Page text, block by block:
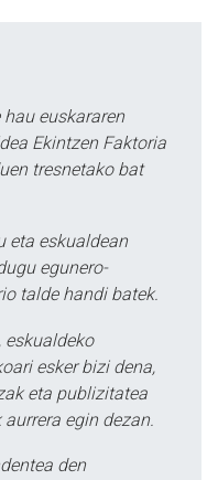
euskararen
Ekintzen Faktoria
tresnetako bat
eta eskualdean
egunero-
talde handi batek.
eskualdeko
esker bizi dena,
eta publizitatea
egin dezan.
den